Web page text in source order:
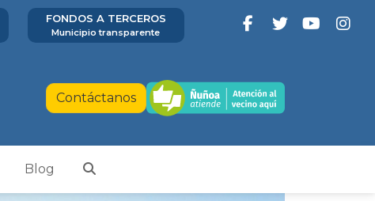
FONDOS A TERCEROS
Municipio transparente
Contáctanos
Blog